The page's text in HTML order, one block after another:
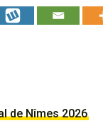
de Nîmes 2026